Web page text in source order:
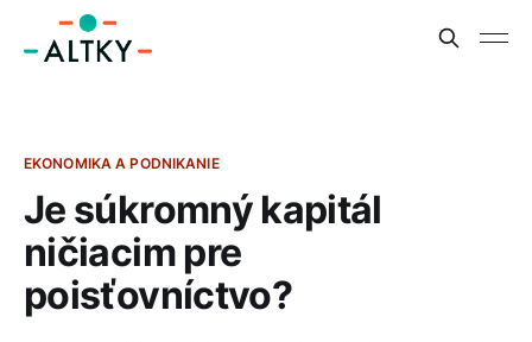
EKONOMIKA A PODNIKANIE
Je súkromný kapitál
ničiacim pre
poisťovníctvo?